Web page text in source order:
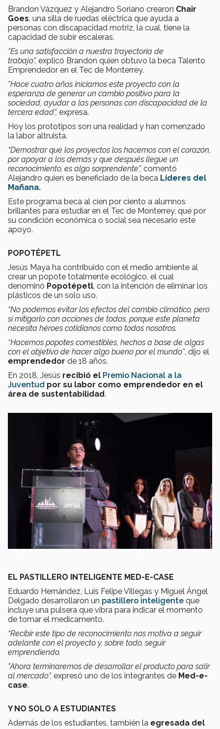
Brandon Vázquez y Alejandro Soriano crearon Chair
Goes , una silla de ruedas eléctrica que ayuda a
personas con discapacidad motriz, la cual, tiene la
capacidad de subir escaleras.
“Es una satisfacción a nuestra trayectoria de
trabajo", explicó Brandon quien obtuvo la beca Talento
Emprendedor en el Tec de Monterrey.
"Hace cuatro años iniciamos este proyecto con la
esperanza de generar un cambio positivo para la
sociedad, ayudar a las personas con discapacidad de la
tercera edad”, expresa.
Hoy los prototipos son una realidad y han comenzado
la labor altruista.
“Demostrar que los proyectos los hacemos con el corazón,
por apoyar a los demás y que después llegue un
reconocimiento, es algo sorprendente”, comentó
Alejandro quien es beneficiado de la beca Líderes del
Mañana.
Este programa beca al cien por ciento a alumnos
brillantes para estudiar en el Tec de Monterrey, que por
su condición económica o social sea necesario este
apoyo.
POPOTÉPETL
Jesús Maya ha contribuido con el medio ambiente al
crear un popote totalmente ecológico, el cual
denominó Popotépetl , con la intención de eliminar los
plásticos de un solo uso.
“No podemos evitar los efectos del cambio climático, pero
sí mitigarlo con acciones de todos, porque este planeta
necesita héroes cotidianos como todos nosotros.
“Hacemos popotes comestibles, hechos a base de algas
con el objetivo de hacer algo bueno por el mundo”, dijo el
emprendedor de 18 años.
En 2018, Jesús recibió el Premio Nacional a la
Juventud por su labor como emprendedor en el
área de sustentabilidad.
EL PASTILLERO INTELIGENTE MED-E-CASE
Eduardo Hernández, Luis Felipe Villegas y Miguel Ángel
Delgado desarrollaron un pastillero inteligente que
incluye una pulsera que vibra para indicar el momento
de tomar el medicamento.
“Recibir este tipo de reconocimiento nos motiva a seguir
adelante con el proyecto y, sobre todo, seguir
emprendiendo.
"Ahora terminaremos de desarrollar el producto para salir
al mercado”, expresó uno de los integrantes de Med-e-
case.
Y NO SOLO A ESTUDIANTES
Además de los estudiantes, también la egresada del